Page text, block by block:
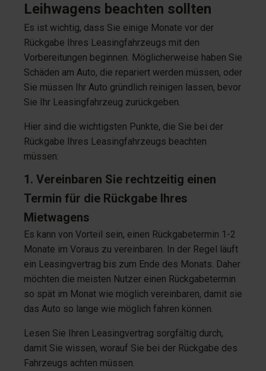
Leihwagens beachten sollten
Es ist wichtig, dass Sie einige Monate vor der
Rückgabe Ihres Leasingfahrzeugs mit den
Vorbereitungen beginnen. Möglicherweise haben Sie
Schäden am Auto, die repariert werden müssen, oder
Sie müssen Ihr Auto gründlich reinigen lassen, bevor
Sie Ihr Leasingfahrzeug zurückgeben.
Hier sind die wichtigsten Punkte, die Sie bei der
Rückgabe Ihres Leasingfahrzeugs beachten
müssen:
1. Vereinbaren Sie rechtzeitig einen
Termin für die Rückgabe Ihres
Mietwagens
Es kann von Vorteil sein, einen Rückgabetermin 1-2
Monate im Voraus zu vereinbaren. In der Regel läuft
ein Leasingvertrag bis zum Ende des Monats. Daher
möchten die meisten Nutzer einen Rückgabetermin
so spät im Monat wie möglich vereinbaren, damit sie
das Auto so lange wie möglich fahren können.
Lesen Sie Ihren Leasingvertrag sorgfältig durch,
damit Sie wissen, worauf Sie bei der Rückgabe des
Fahrzeugs achten müssen.